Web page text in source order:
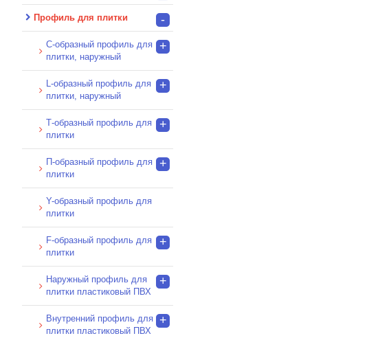
Профиль для плитки -
C-образный профиль для
плитки, наружный
+
L-образный профиль для
плитки, наружный
+
Т-образный профиль для
плитки
+
П-образный профиль для
плитки
+
Y-образный профиль для
плитки
F-образный профиль для
плитки
+
Наружный профиль для
плитки пластиковый ПВХ
+
Внутренний профиль для
плитки пластиковый ПВХ
+